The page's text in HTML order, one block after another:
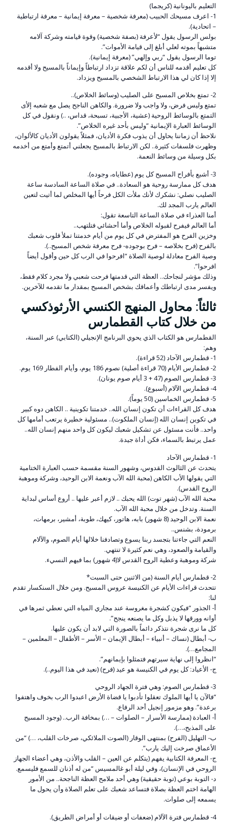
التعليم باليونانية (كريجما)
1- اعرف مسيحك الحبيب (معرفة شخصية – معرفة إيمانية – معرفة ارتباطية
– اتحادية).
بولس الرسول يقول “لأعرفة (بصفة شخصية) وقوة قيامته وشركة آلامه
متشبهاً بموته لعلي أبلغ إلى قيامة الأموات”.
توما الرسول يقول “ربي وإلهي” (معرفة إيمانية).
كل تعليم أقدمه للناس أن لكم علاقة تزداد ارتباطاً وإيماناً بالمسيح ولا أقدمه
إلا إذا كان لي هذا الارتباط الشخصي بالمسيح ويزداد.
2- تمتع بخلاص المسيح على الصليب (وسائط الخلاص)..
تمتع وليس فرض، ولا واجب ولا ضرورة. والكاهن الناجح يصل مع شعبه إلأى
التمتع بالوسائط الروحية (عشية، الأجبية، تسبحة، قداس، ..) ونقول في كل
الوسائط العبارة الإيمانية “وليس بأحد غيره الخلاص”.
نلاحظ أن زماننا يحاول أن يذوب فكرة الأديان، فمثلاً يقولون الأديان كالألوان،
وظهرت فلسفات كثيرة.. لكن الارتباط بالمسيح يجعلني أتمتع وأمتع من أخدمه
بكل وسيلة من وسائط النعمة.
3- أشبع بأفراح المسيح كل يوم (عطاياه، وجوده).
هدف كل ممارسة روحية هو السعادة.. في صلاة الساعة السادسة ساعة
الصليب نصلي: نشكرك لأنك ملأت الكل فرحاً أيها المخلص لما أتيت لتعين
العالم يارب المجد لك.
أمنا العذراء في صلاة الساعة التاسعة تقول:
أما العالم فيفرح لقبوله الخلاص وأما أحشائي فتلتهب..
وخزين الفرح هو المفترض في كل يوم من أيام خدمتنا تملأ قلوب شعبك
بالفرح (فرح بخلاصه – فرح بوجوده- فرح معرفة شخص المسيح..).
وصية الفرح معادلة لوصية الصلاة “افرحوا في الرب كل حين وأقول أيضاً
افرحوا”.
وذلك مؤشر لنجاحك.. العظة التي قدمتها فرحت شعبي ولا مجرد كلام فقط،
ويفسر مدى ارتباطك وأعماقك بشخص المسيح بمقدار ما تقدمه للآخرين.
ثالثاً: محاول المنهج الكنسي الأرثوذكسي
من خلال كتاب القطمارس
القطمارس هو الكتاب الذي يحوي البرنامج الإنجيلي (الكتابي) عبر السنة،
وهم:
1- قطمارس الآحاد (52 قراءة).
2- قطمارس الأيام (70 قراءة أصلية) نصوم 186 يوم، وأيام الفطار 169 يوم.
3- قطمارس الصوم (47 + 3 أيام صوم يونان).
4- قطمارس الآلام (أسبوع).
5- قطمارس الخماسين (50 يوماً).
هدف كل القراءات أن تكون إنسان الله.. خدمتنا تكوينية .. الكاهن دوه كبير
في تكوين إنسان الله (إنسان الملكوت).. مسئولية خطيرة يرتعب أمامها كل
واحد.. فأنت مسئول عن تشكيل شعبك ليكون كل واحد منهم إنسان الله..
عمل يرتبط بالسماء، فكن أداة جيدة.
1- قطمارس الآحاد
يتحدث عن الثالوث القدوس، وشهور السنة مقسمة حسب العبارة الختامية
التي يقولها الأب الكاهن (محبة الله الآب ونعمة الابن الوحيد، وشركة وموهبة
الروح القدس).
محبة الله الآب (شهر توت) الله يحبك .. لازم أعبر عليها .. أروع أساس لبداية
السنة. وتدخل من خلال محبة الله الآب.
نعمة الابن الوحيد (8 شهور) بابه، هاتور، كيهك، طوبة، أمشير، برمهات،
برمودة، بشنس..
النعم التي جاءتنا بتجسد ربنا يسوع وتصادفنا خلالها أيام الصوم، والآلام
والقيامة والصعود، وهي نعم كثيرة لا تنتهي.
شركة وموهبة وعطية الروح القدس لا(4 شهور) بما فيهم النسيء.
2- قطمارس أيام السنة (من الاثنين حتى السبت*
تتحدث قراءات الأيام عن الكنيسة عروس المسيح. ومن خلال السنكسار تقدم
لنا:
أ- الجذور “فيكون كشجرة مغروسة عند مجاري المياه التي تعطي ثمرها في
أوانه وورقها لا يذبل وكل ما يصنعه ينجح”.
كل ما نرى شجرة نتذكر دائماً بالصورة التي لابد أن يكون عليها.
ب- أبطال (نساك – أنبياء – أبطال الإيمان – الأسر – الأطفال – المعلمين –
المجامع…).
“انظروا إلى نهاية سيرتهم فتمثلوا بإيمانهم”.
ج- الأعياد: كل يوم في الكنيسة هو عيد (فرح) (نعيد في هذا اليوم..).
3- قطمارس الصوم: وهي فترة الجهاد الروحي
“فالآن يا أيها الملوك تعقلوا تأدبوا يا قضاة الأرض اعبدوا الرب بخوف واهتفوا
برعدة”. وهو مزمور إنجيل أحد الرفاع.
أ- العبادة (ممارسة الأسرار – الصلوات – …) بمخافة الرب.. (وجود المسيح
على المذبح،…).
ب- التهليل (الفرح) بمنتهى الوقار (الصوت الملائكي، صرخات القلب، …) “من
الأعماق صرخت إليك يارب”.
ج- المعرفة الكتابية يفهم (يتكلم عن العين – القلب والأذن، وهي أعضاء الجهاز
الروحي في الإنسان)، وفي ليلة أبو غالمسيس “من له أذنان للسمع فليسمع.
د- التوبة بوعي (توبة حقيقية) وهي أحد ملامح العظة الناجحة.. من الأمور
الهامة اختم العظة بصلاة فتساعد شعبك على تعلم الصلاة وأن يحول ما
يسمعه إلى صلوات.
4- قطمارس فترة الآلام (ضعفات أو ضيقات أو أمراض الطريق).